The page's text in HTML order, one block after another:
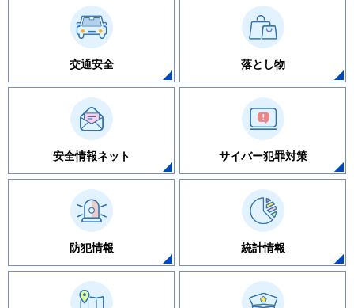
交通安全 落とし物
安全情報ネット サイバー犯罪対策
防犯情報 統計情報